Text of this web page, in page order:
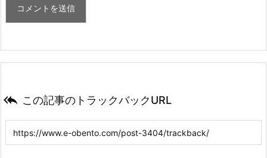
 この記事のトラックバックURL